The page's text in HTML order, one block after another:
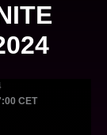
CET